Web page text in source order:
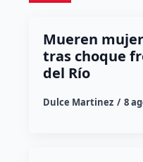
Mueren
tras choque
del Río
Dulce Martinez 8